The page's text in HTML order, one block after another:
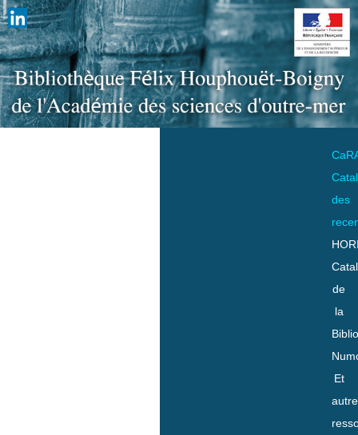
des
de
la
Et